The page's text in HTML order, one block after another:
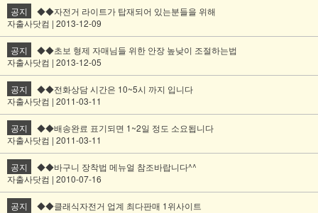
공지
◆◆자전거 라이트가 탑재되어 있는분들을 위해
자출사닷컴 | 2013-12-09
공지
◆◆초보 형제 자매님들 위한 안장 높낮이 조절하는법
자출사닷컴 | 2013-12-05
공지
◆◆전화상담 시간은 10~5시 까지 입니다
자출사닷컴 | 2011-03-11
공지
◆◆배송완료 표기되면 1~2일 정도 소요됩니다
자출사닷컴 | 2011-03-11
공지
◆◆바구니 장착법 메뉴얼 참조바랍니다^^
자출사닷컴 | 2010-07-16
공지
◆◆클래식자전거 업계 최다판매 1위사이트